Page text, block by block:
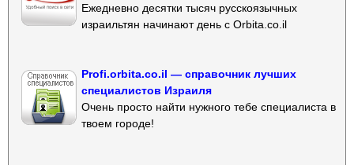
Ежедневно десятки тысяч русскоязычных
израильтян начинают день с Orbita.co.il
Profi.orbita.co.il — справочник лучших
специалистов Израиля
Очень просто найти нужного тебе специалиста в
твоем городе!